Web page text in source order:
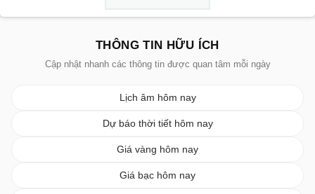
THÔNG TIN HỮU ÍCH
Cập nhật nhanh các thông tin được quan tâm mỗi ngày
Lịch âm hôm nay
Dự báo thời tiết hôm nay
Giá vàng hôm nay
Giá bạc hôm nay